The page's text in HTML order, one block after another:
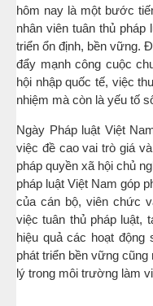
hôm nay là một bước
nhân viên tuân thủ pháp
triển ổn định, bền vững.
đẩy mạnh công cuộc
hội nhập quốc tế, việc
nhiệm mà còn là yếu tố
Ngày Pháp luật Việt
việc đề cao vai trò giá
pháp quyền xã hội chủ
pháp luật Việt Nam góp
của cán bộ, viên chức
việc tuân thủ pháp luật,
hiệu quả các hoạt động
phát triển bền vững
lý trong môi trường làm